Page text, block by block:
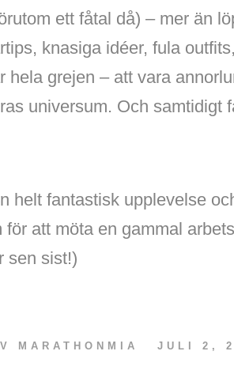
ett fåtal då) – mer än
knasiga idéer, fula
hela grejen – att vara
universum. Och samtidigt
helt fantastisk upplevelse
för att möta en gammal
sen sist!)
MARATHONMIA JULI 2,